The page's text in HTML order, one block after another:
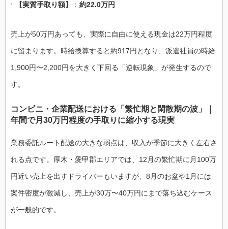
【実質手取り額】
： 約22.0万円
売上が50万円あっても、実際に自由に使える現金は22万円程度
に留まります。時給換算すると約917円となり、派遣社員の時給
1,900円〜2,200円を大きく下回る「逆転現象」が発生するので
す。
コンビニ・企業配送における「繁忙期と閑散期の波」｜
年間で月30万円程度の手取りに縮小する現実
業務委託ルート配送の大きな弱点は、収入が季節に大きく左右さ
れる点です。厚木・愛甲郡エリアでは、12月の繁忙期に月100万
円近い売上を出すドライバーもいますが、8月のお盆や1月には
案件密度が激減し、売上が30万〜40万円にまで落ち込むケース
が一般的です。